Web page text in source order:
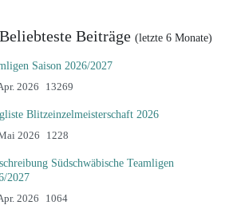
Beliebteste Beiträge
Saison 2026/2027
2026 13269
Blitzeinzelmeisterschaft 2026
2026 1228
Südschwäbische Teamligen
2027
2026 1064